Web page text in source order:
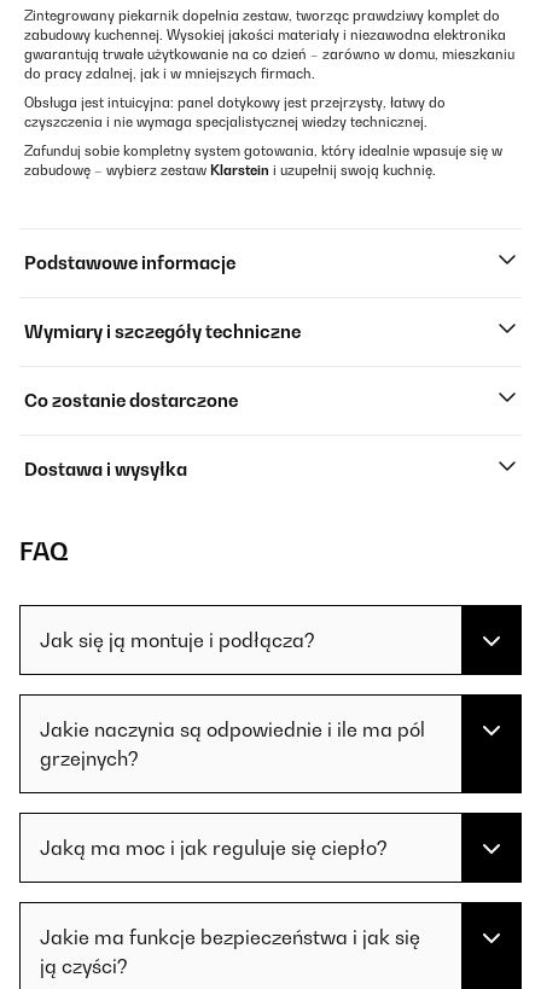
Zintegrowany piekarnik dopełnia zestaw, tworząc prawdziwy komplet do
zabudowy kuchennej. Wysokiej jakości materiały i niezawodna elektronika
gwarantują trwałe użytkowanie na co dzień – zarówno w domu, mieszkaniu
do pracy zdalnej, jak i w mniejszych firmach.
Obsługa jest intuicyjna: panel dotykowy jest przejrzysty, łatwy do
czyszczenia i nie wymaga specjalistycznej wiedzy technicznej.
Zafunduj sobie kompletny system gotowania, który idealnie wpasuje się w
zabudowę – wybierz zestaw Klarstein i uzupełnij swoją kuchnię.
Podstawowe informacje
Wymiary i szczegóły techniczne
Co zostanie dostarczone
Dostawa i wysyłka
FAQ
Jak się ją montuje i podłącza?
Jakie naczynia są odpowiednie i ile ma pól
grzejnych?
Jaką ma moc i jak reguluje się ciepło?
Jakie ma funkcje bezpieczeństwa i jak się
ją czyści?